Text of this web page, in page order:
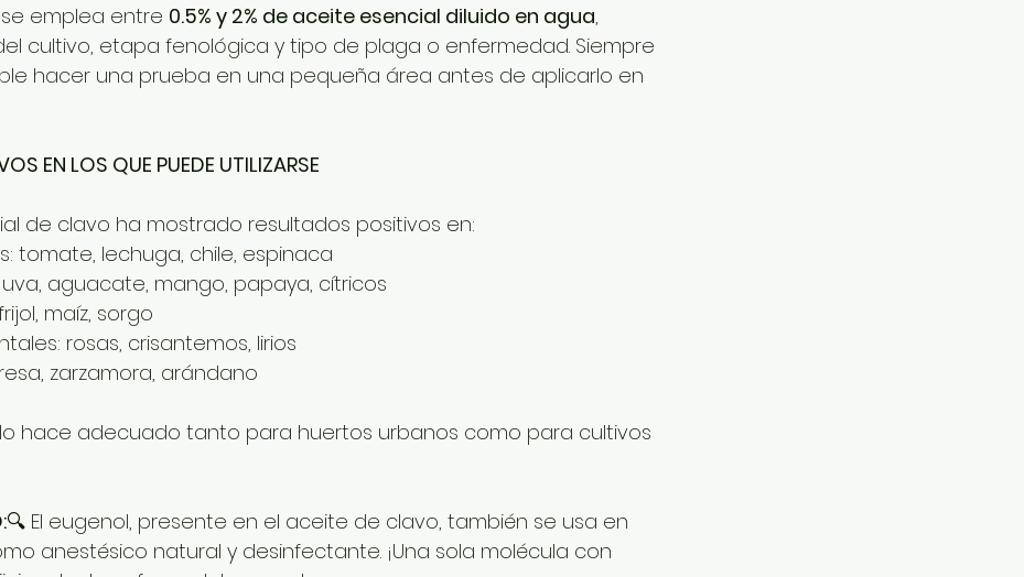
emplea entre 0.5% y 2% de aceite esencial diluido en agua,
cultivo, etapa fenológica y tipo de plaga o enfermedad. Siempre
hacer una prueba en una pequeña área antes de aplicarlo en
EN LOS QUE PUEDE UTILIZARSE
de clavo ha mostrado resultados positivos en:
tomate, lechuga, chile, espinaca
uva, aguacate, mango, papaya, cítricos
maíz, sorgo
rosas, crisantemos, lirios
zarzamora, arándano
hace adecuado tanto para huertos urbanos como para cultivos
🔍 El eugenol, presente en el aceite de clavo, también se usa en
anestésico natural y desinfectante. ¡Una sola molécula con